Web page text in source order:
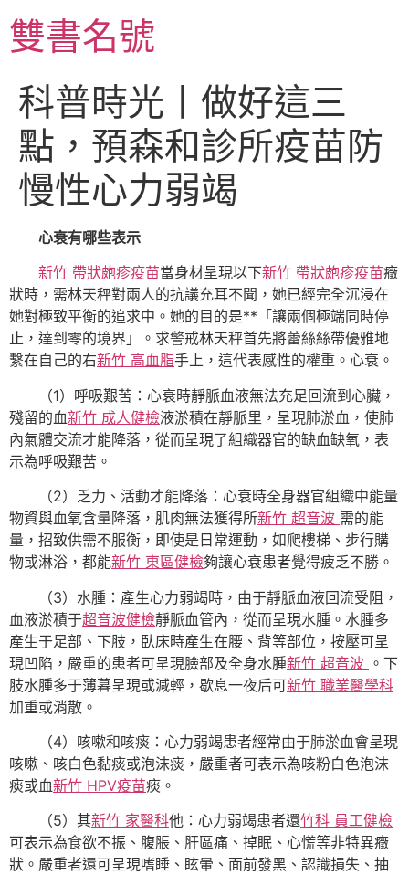
至
主雙書名號
科普時光丨做好這三
點，預森和診所疫苗防
慢性心力弱竭
心衰有哪些表示
新竹 帶狀皰疹疫苗當身材呈現以下新竹 帶狀皰疹疫苗癥
狀時，需林天秤對兩人的抗議充耳不聞，她已經完全沉浸在
她對極致平衡的追求中。她的目的是**「讓兩個極端同時停
止，達到零的境界」。求警戒林天秤首先將蕾絲絲帶優雅地
繫在自己的右新竹 高血脂手上，這代表感性的權重。心衰。
（1）呼吸艱苦：心衰時靜脈血液無法充足回流到心臟，
殘留的血新竹 成人健檢液淤積在靜脈里，呈現肺淤血，使肺
內氣體交流才能降落，從而呈現了組織器官的缺血缺氧，表
示為呼吸艱苦。
（2）乏力、活動才能降落：心衰時全身器官組織中能量
物資與血氧含量降落，肌肉無法獲得所新竹 超音波 需的能
量，招致供需不服衡，即使是日常運動，如爬樓梯、步行購
物或淋浴，都能新竹 東區健檢夠讓心衰患者覺得疲乏不勝。
（3）水腫：產生心力弱竭時，由于靜脈血液回流受阻，
血液淤積于超音波健檢靜脈血管內，從而呈現水腫。水腫多
產生于足部、下肢，臥床時產生在腰、背等部位，按壓可呈
現凹陷，嚴重的患者可呈現臉部及全身水腫新竹 超音波 。下
肢水腫多于薄暮呈現或減輕，歇息一夜后可新竹 職業醫學科
加重或消散。
（4）咳嗽和咳痰：心力弱竭患者經常由于肺淤血會呈現
咳嗽、咳白色黏痰或泡沫痰，嚴重者可表示為咳粉白色泡沫
痰或血新竹 HPV疫苗痰。
（5）其新竹 家醫科他：心力弱竭患者還竹科 員工健檢
可表示為食欲不振、腹脹、肝區痛、掉眠、心慌等非特異癥
狀。嚴重者還可呈現嗜睡、眩暈、面前發黑、認識損失、抽